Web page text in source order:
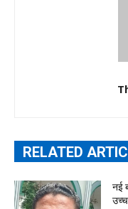
RELATED
नई